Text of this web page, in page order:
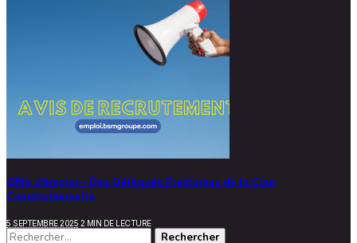
Offre d’emploi – Des Délégués Électoraux de la Cour
Constitutionnelle
5 SEPTEMBRE 2025 2 MIN DE LECTURE
Rechercher :